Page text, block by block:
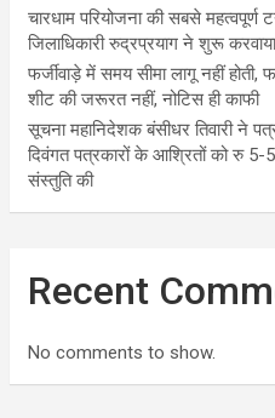
चारधाम परियोजना की सबसे
जिलाधिकारी रुद्रप्रयाग ने शुरू
फर्जीवाड़े में समय सीमा लागू नहीं होती,
शीट की जरूरत नहीं, नोटिस ही काफी
सूचना महानिदेशक बंसीधर तिवारी ने
दिवंगत पत्रकारों के आश्रितों को रु 5-
संस्तुति की
Recent
No comments to show.